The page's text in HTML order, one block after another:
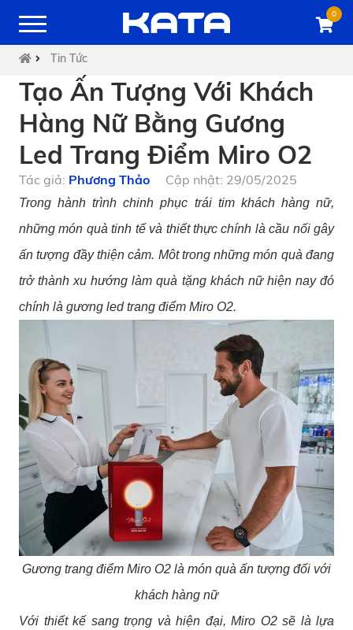
0
Tin Tức
Tạo Ấn Tượng Với Khách
Hàng Nữ Bằng Gương
Led Trang Điểm Miro O2
Tác giả: Phương Thảo Cập nhật: 29/05/2025
Trong hành trình chinh phục trái tim khách hàng nữ,
những món quà tinh tế và thiết thực chính là cầu nối gây
ấn tượng đầy thiện cảm. Môt trong những món quà đang
trở thành xu hướng làm quà tặng khách nữ hiện nay đó
chính là gương led trang điểm Miro O2.
Gương trang điểm Miro O2 là món quà ấn tượng đối với
khách hàng nữ
Với thiết kế sang trọng và hiện đại, Miro O2 sẽ là lựa